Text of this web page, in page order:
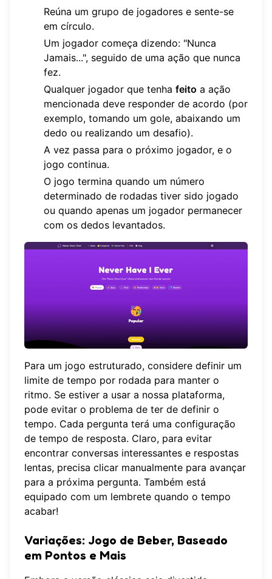
Reúna um grupo de jogadores e sente-se
em círculo.
Um jogador começa dizendo: "Nunca
Jamais...", seguido de uma ação que nunca
fez.
Qualquer jogador que tenha feito a ação
mencionada deve responder de acordo (por
exemplo, tomando um gole, abaixando um
dedo ou realizando um desafio).
A vez passa para o próximo jogador, e o
jogo continua.
O jogo termina quando um número
determinado de rodadas tiver sido jogado
ou quando apenas um jogador permanecer
com os dedos levantados.
Para um jogo estruturado, considere definir um
limite de tempo por rodada para manter o
ritmo. Se estiver a usar a nossa plataforma,
pode evitar o problema de ter de definir o
tempo. Cada pergunta terá uma configuração
de tempo de resposta. Claro, para evitar
encontrar conversas interessantes e respostas
lentas, precisa clicar manualmente para avançar
para a próxima pergunta. Também está
equipado com um lembrete quando o tempo
acabar!
Variações: Jogo de Beber, Baseado
em Pontos e Mais